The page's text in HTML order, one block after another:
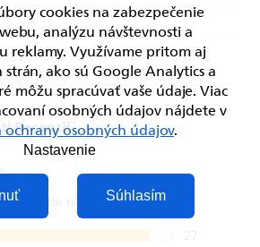
cookies na zabezpečenie
analýzu návštevnosti a
reklamy. Využívame pritom aj
ako sú Google Analytics a
môžu spracúvať vaše údaje. Viac
osobných údajov nájdete v
ochrany osobných údajov.
Nastavenie
Súhlasím